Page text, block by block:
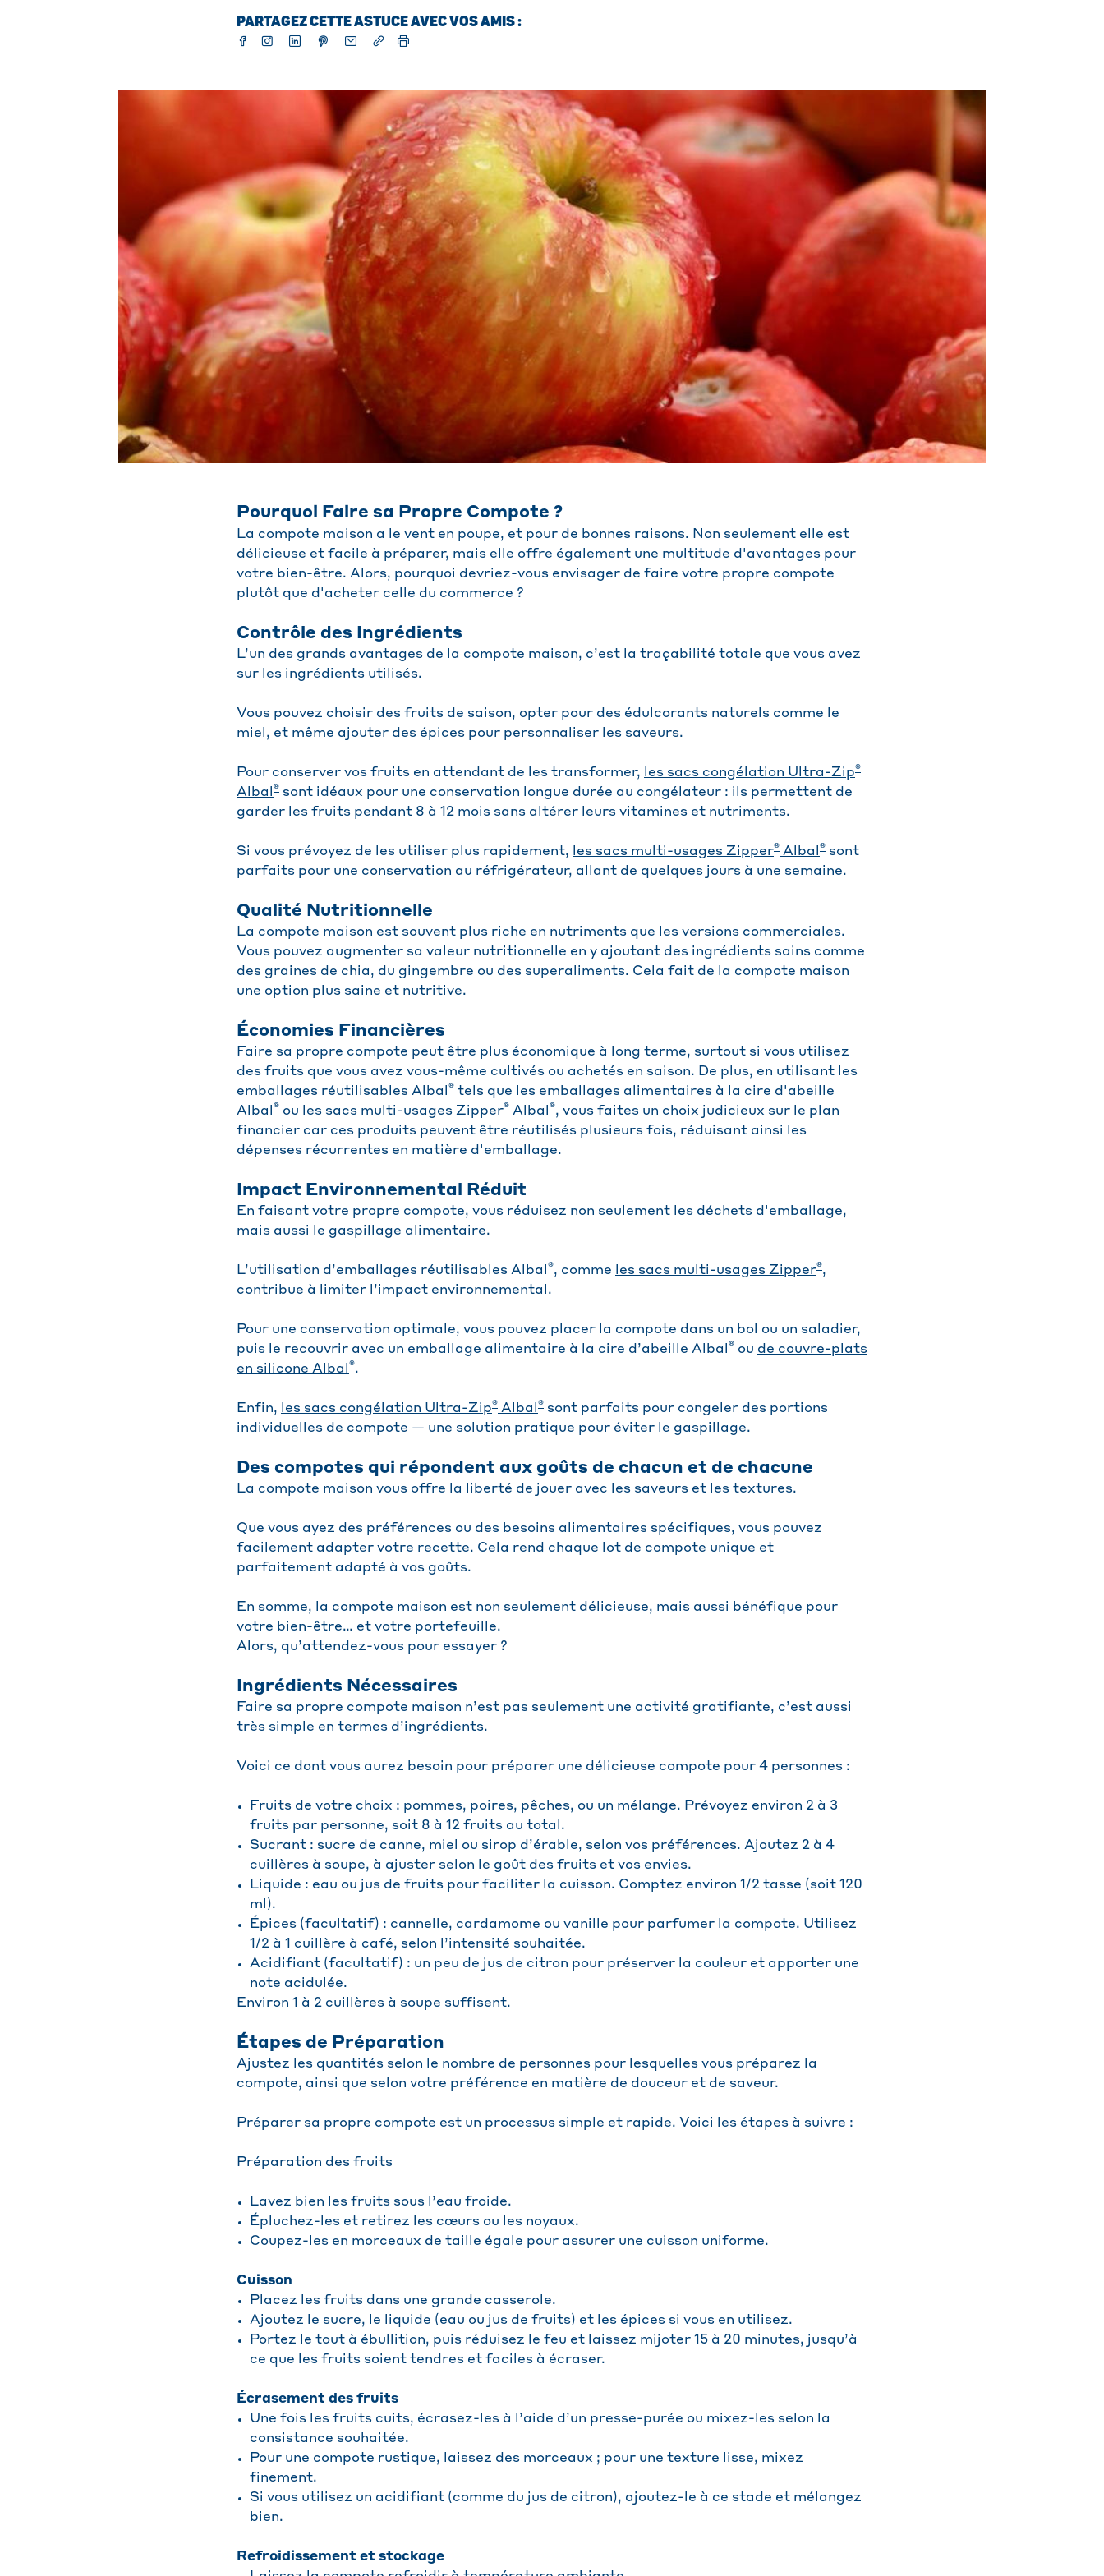
PARTAGEZ CETTE ASTUCE AVEC VOS AMIS :
Pourquoi Faire sa Propre Compote ?
La compote maison a le vent en poupe, et pour de bonnes raisons. Non seulement elle est
délicieuse et facile à préparer, mais elle offre également une multitude d'avantages pour
votre bien-être. Alors, pourquoi devriez-vous envisager de faire votre propre compote
plutôt que d'acheter celle du commerce ?
Contrôle des Ingrédients
L’un des grands avantages de la compote maison, c’est la traçabilité totale que vous avez
sur les ingrédients utilisés.
Vous pouvez choisir des fruits de saison, opter pour des édulcorants naturels comme le
miel, et même ajouter des épices pour personnaliser les saveurs.
Pour conserver vos fruits en attendant de les transformer, les sacs congélation Ultra-Zip®
Albal ® sont idéaux pour une conservation longue durée au congélateur : ils permettent de
garder les fruits pendant 8 à 12 mois sans altérer leurs vitamines et nutriments.
Si vous prévoyez de les utiliser plus rapidement, les sacs multi-usages Zipper® Albal ® sont
parfaits pour une conservation au réfrigérateur, allant de quelques jours à une semaine.
Qualité Nutritionnelle
La compote maison est souvent plus riche en nutriments que les versions commerciales.
Vous pouvez augmenter sa valeur nutritionnelle en y ajoutant des ingrédients sains comme
des graines de chia, du gingembre ou des superaliments. Cela fait de la compote maison
une option plus saine et nutritive.
Économies Financières
Faire sa propre compote peut être plus économique à long terme, surtout si vous utilisez
des fruits que vous avez vous-même cultivés ou achetés en saison. De plus, en utilisant les
emballages réutilisables Albal ® tels que les emballages alimentaires à la cire d'abeille
Albal ® ou les sacs multi-usages Zipper® Albal ®, vous faites un choix judicieux sur le plan
financier car ces produits peuvent être réutilisés plusieurs fois, réduisant ainsi les
dépenses récurrentes en matière d'emballage.
Impact Environnemental Réduit
En faisant votre propre compote, vous réduisez non seulement les déchets d'emballage,
mais aussi le gaspillage alimentaire.
L’utilisation d’emballages réutilisables Albal ®, comme les sacs multi-usages Zipper®,
contribue à limiter l’impact environnemental.
Pour une conservation optimale, vous pouvez placer la compote dans un bol ou un saladier,
puis le recouvrir avec un emballage alimentaire à la cire d’abeille Albal ® ou de couvre-plats
en silicone Albal ®.
Enfin, les sacs congélation Ultra-Zip® Albal ® sont parfaits pour congeler des portions
individuelles de compote — une solution pratique pour éviter le gaspillage.
Des compotes qui répondent aux goûts de chacun et de chacune
La compote maison vous offre la liberté de jouer avec les saveurs et les textures.
Que vous ayez des préférences ou des besoins alimentaires spécifiques, vous pouvez
facilement adapter votre recette. Cela rend chaque lot de compote unique et
parfaitement adapté à vos goûts.
En somme, la compote maison est non seulement délicieuse, mais aussi bénéfique pour
votre bien-être… et votre portefeuille.
Alors, qu’attendez-vous pour essayer ?
Ingrédients Nécessaires
Faire sa propre compote maison n’est pas seulement une activité gratifiante, c’est aussi
très simple en termes d’ingrédients.
Voici ce dont vous aurez besoin pour préparer une délicieuse compote pour 4 personnes :
Fruits de votre choix : pommes, poires, pêches, ou un mélange. Prévoyez environ 2 à 3
fruits par personne, soit 8 à 12 fruits au total.
Sucrant : sucre de canne, miel ou sirop d’érable, selon vos préférences. Ajoutez 2 à 4
cuillères à soupe, à ajuster selon le goût des fruits et vos envies.
Liquide : eau ou jus de fruits pour faciliter la cuisson. Comptez environ 1/2 tasse (soit 120
ml).
Épices (facultatif) : cannelle, cardamome ou vanille pour parfumer la compote. Utilisez
1/2 à 1 cuillère à café, selon l’intensité souhaitée.
Acidifiant (facultatif) : un peu de jus de citron pour préserver la couleur et apporter une
note acidulée.
Environ 1 à 2 cuillères à soupe suffisent.
Étapes de Préparation
Ajustez les quantités selon le nombre de personnes pour lesquelles vous préparez la
compote, ainsi que selon votre préférence en matière de douceur et de saveur.
Préparer sa propre compote est un processus simple et rapide. Voici les étapes à suivre :
Préparation des fruits
Lavez bien les fruits sous l’eau froide.
Épluchez-les et retirez les cœurs ou les noyaux.
Coupez-les en morceaux de taille égale pour assurer une cuisson uniforme.
Cuisson
Placez les fruits dans une grande casserole.
Ajoutez le sucre, le liquide (eau ou jus de fruits) et les épices si vous en utilisez.
Portez le tout à ébullition, puis réduisez le feu et laissez mijoter 15 à 20 minutes, jusqu’à
ce que les fruits soient tendres et faciles à écraser.
Écrasement des fruits
Une fois les fruits cuits, écrasez-les à l’aide d’un presse-purée ou mixez-les selon la
consistance souhaitée.
Pour une compote rustique, laissez des morceaux ; pour une texture lisse, mixez
finement.
Si vous utilisez un acidifiant (comme du jus de citron), ajoutez-le à ce stade et mélangez
bien.
Refroidissement et stockage